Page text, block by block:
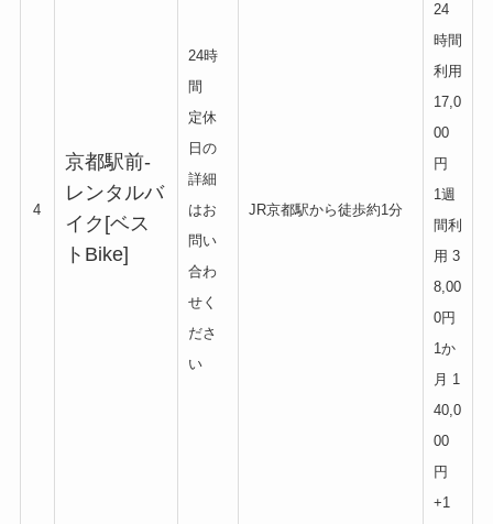
4
京都駅前-
レンタルバ
イク[ベス
トBike]
24時
間
定休
日の
詳細
はお
問い
合わ
せく
ださ
い
JR京都駅から徒歩約1分
24
時間
利用
17,0
00
円
1週
間利
用 3
8,00
0円
1か
月 1
40,0
00
円
+1